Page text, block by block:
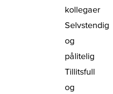
kollegaer
Selvstendig
og
pålitelig
Tillitsfull
og